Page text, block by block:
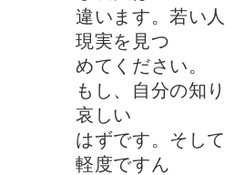
違います。若い
現実を見つ
めてください。
もし、自分の知
哀しい
はずです。そし
軽度ですん